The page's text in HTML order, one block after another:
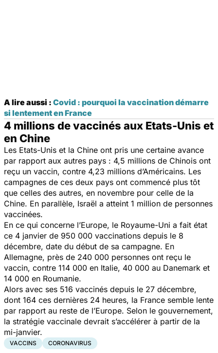
A lire aussi : Covid : pourquoi la vaccination démarre
si lentement en France
4 millions de vaccinés aux Etats-Unis et
en Chine
Les Etats-Unis et la Chine ont pris une certaine avance
par rapport aux autres pays : 4,5 millions de Chinois ont
reçu un vaccin, contre 4,23 millions d’Américains. Les
campagnes de ces deux pays ont commencé plus tôt
que celles des autres, en novembre pour celle de la
Chine. En parallèle, Israël a atteint 1 million de personnes
vaccinées.
En ce qui concerne l’Europe, le Royaume-Uni a fait état
ce 4 janvier de 950 000 vaccinations depuis le 8
décembre, date du début de sa campagne. En
Allemagne, près de 240 000 personnes ont reçu le
vaccin, contre 114 000 en Italie, 40 000 au Danemark et
14 000 en Roumanie.
Alors avec ses 516 vaccinés depuis le 27 décembre,
dont 164 ces dernières 24 heures, la France semble lente
par rapport au reste de l’Europe. Selon le gouvernement,
la stratégie vaccinale devrait s’accélérer à partir de la
mi-janvier.
VACCINS CORONAVIRUS